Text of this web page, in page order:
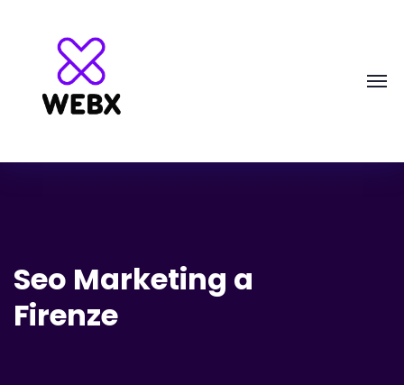
Seo Marketing a
Firenze